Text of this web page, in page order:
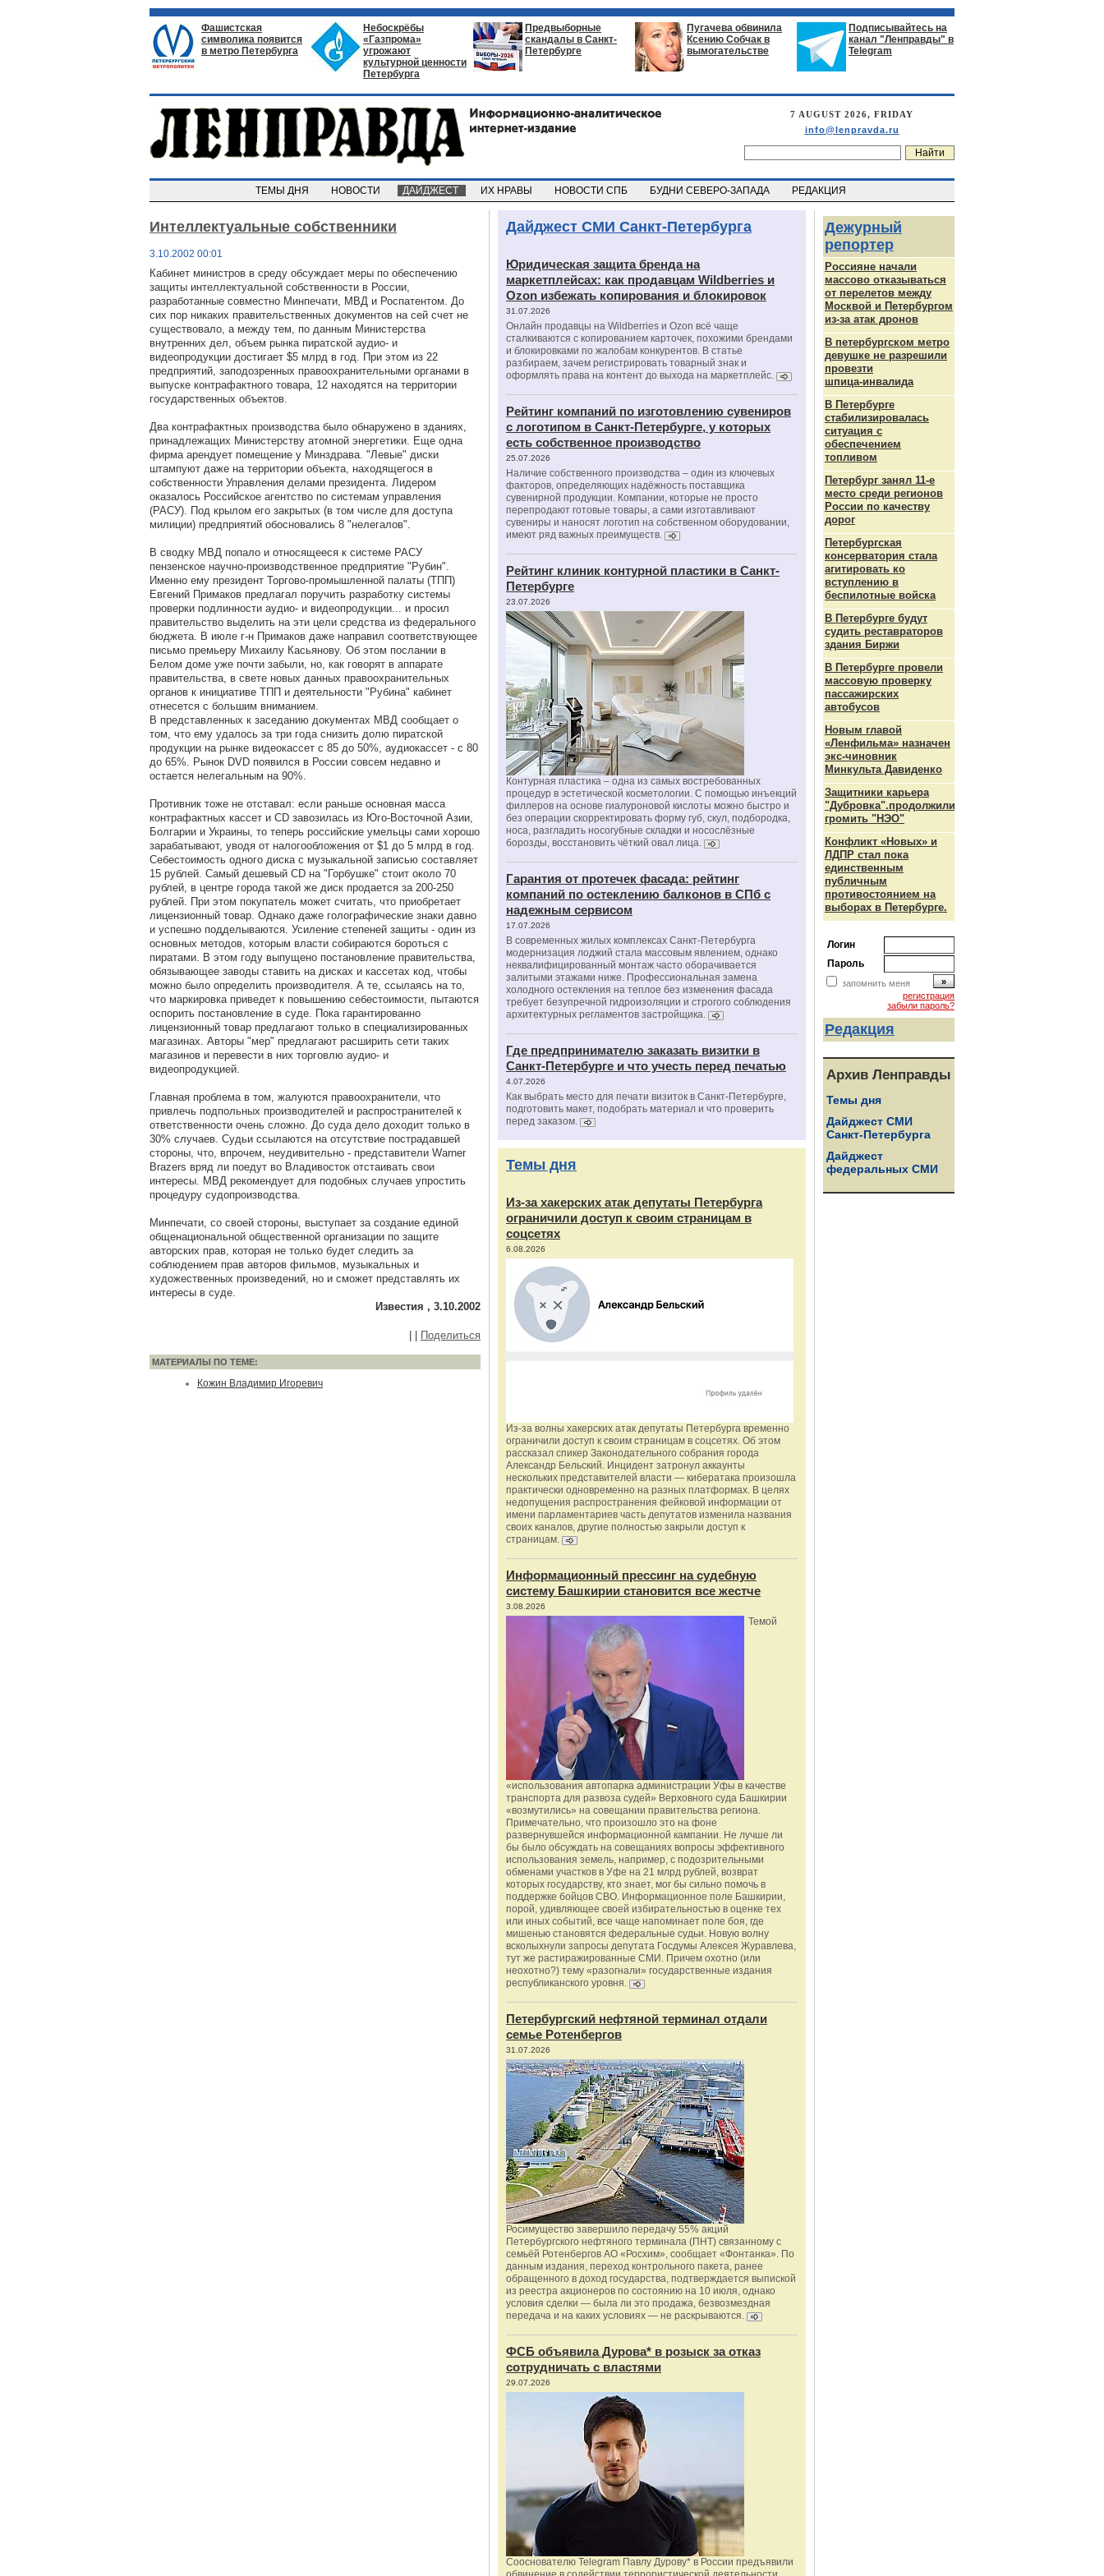
Фашистская
символика появится
в метро Петербурга
Небоскрёбы
«Газпрома»
угрожают
культурной ценности
Петербурга
Предвыборные
скандалы в Санкт-
Петербурге
Пугачева обвинила
Ксению Собчак в
вымогательстве
Подписывайтесь на
канал "Ленправды" в
Telegram
7 AUGUST 2026, FRIDAY
info@lenpravda.ru
ТЕМЫ ДНЯ НОВОСТИ ДАЙДЖЕСТ ИХ НРАВЫ НОВОСТИ СПБ БУДНИ СЕВЕРО-ЗАПАДА РЕДАКЦИЯ
Интеллектуальные собственники
3.10.2002 00:01
Кабинет министров в среду обсуждает меры по обеспечению
защиты интеллектуальной собственности в России,
разработанные совместно Минпечати, МВД и Роспатентом. До
сих пор никаких правительственных документов на сей счет не
существовало, а между тем, по данным Министерства
внутренних дел, объем рынка пиратской аудио- и
видеопродукции достигает $5 млрд в год. При этом из 22
предприятий, заподозренных правоохранительными органами в
выпуске контрафактного товара, 12 находятся на территории
государственных объектов.
Два контрафактных производства было обнаружено в зданиях,
принадлежащих Министерству атомной энергетики. Еще одна
фирма арендует помещение у Минздрава. "Левые" диски
штампуют даже на территории объекта, находящегося в
собственности Управления делами президента. Лидером
оказалось Российское агентство по системам управления
(РАСУ). Под крылом его закрытых (в том числе для доступа
милиции) предприятий обосновались 8 "нелегалов".
В сводку МВД попало и относящееся к системе РАСУ
пензенское научно-производственное предприятие "Рубин".
Именно ему президент Торгово-промышленной палаты (ТПП)
Евгений Примаков предлагал поручить разработку системы
проверки подлинности аудио- и видеопродукции... и просил
правительство выделить на эти цели средства из федерального
бюджета. В июле г-н Примаков даже направил соответствующее
письмо премьеру Михаилу Касьянову. Об этом послании в
Белом доме уже почти забыли, но, как говорят в аппарате
правительства, в свете новых данных правоохранительных
органов к инициативе ТПП и деятельности "Рубина" кабинет
отнесется с большим вниманием.
В представленных к заседанию документах МВД сообщает о
том, что ему удалось за три года снизить долю пиратской
продукции на рынке видеокассет с 85 до 50%, аудиокассет - с 80
до 65%. Рынок DVD появился в России совсем недавно и
остается нелегальным на 90%.
Противник тоже не отставал: если раньше основная масса
контрафактных кассет и CD завозилась из Юго-Восточной Азии,
Болгарии и Украины, то теперь российские умельцы сами хорошо
зарабатывают, уводя от налогообложения от $1 до 5 млрд в год.
Себестоимость одного диска с музыкальной записью составляет
15 рублей. Самый дешевый CD на "Горбушке" стоит около 70
рублей, в центре города такой же диск продается за 200-250
рублей. При этом покупатель может считать, что приобретает
лицензионный товар. Однако даже голографические знаки давно
и успешно подделываются. Усиление степеней защиты - один из
основных методов, которым власти собираются бороться с
пиратами. В этом году выпущено постановление правительства,
обязывающее заводы ставить на дисках и кассетах код, чтобы
можно было определить производителя. А те, ссылаясь на то,
что маркировка приведет к повышению себестоимости, пытаются
оспорить постановление в суде. Пока гарантированно
лицензионный товар предлагают только в специализированных
магазинах. Авторы "мер" предлагают расширить сети таких
магазинов и перевести в них торговлю аудио- и
видеопродукцией.
Главная проблема в том, жалуются правоохранители, что
привлечь подпольных производителей и распространителей к
ответственности очень сложно. До суда дело доходит только в
30% случаев. Судьи ссылаются на отсутствие пострадавшей
стороны, что, впрочем, неудивительно - представители Warner
Brazers вряд ли поедут во Владивосток отстаивать свои
интересы. МВД рекомендует для подобных случаев упростить
процедуру судопроизводства.
Минпечати, со своей стороны, выступает за создание единой
общенациональной общественной организации по защите
авторских прав, которая не только будет следить за
соблюдением прав авторов фильмов, музыкальных и
художественных произведений, но и сможет представлять их
интересы в суде.
Известия , 3.10.2002
Поделиться
МАТЕРИАЛЫ ПО ТЕМЕ:
Кожин Владимир Игоревич
Дайджест СМИ Санкт-Петербурга
Юридическая защита бренда на
маркетплейсах: как продавцам Wildberries и
Ozon избежать копирования и блокировок
31.07.2026
Онлайн продавцы на Wildberries и Ozon всё чаще
сталкиваются с копированием карточек, похожими брендами
и блокировками по жалобам конкурентов. В статье
разбираем, зачем регистрировать товарный знак и
оформлять права на контент до выхода на маркетплейс.
Рейтинг компаний по изготовлению сувениров
с логотипом в Санкт-Петербурге, у которых
есть собственное производство
25.07.2026
Наличие собственного производства – один из ключевых
факторов, определяющих надёжность поставщика
сувенирной продукции. Компании, которые не просто
перепродают готовые товары, а сами изготавливают
сувениры и наносят логотип на собственном оборудовании,
имеют ряд важных преимуществ.
Рейтинг клиник контурной пластики в Санкт-
Петербурге
23.07.2026
Контурная пластика – одна из самых востребованных
процедур в эстетической косметологии. С помощью инъекций
филлеров на основе гиалуроновой кислоты можно быстро и
без операции скорректировать форму губ, скул, подбородка,
носа, разгладить носогубные складки и носослёзные
борозды, восстановить чёткий овал лица.
Гарантия от протечек фасада: рейтинг
компаний по остеклению балконов в СПб с
надежным сервисом
17.07.2026
В современных жилых комплексах Санкт-Петербурга
модернизация лоджий стала массовым явлением, однако
неквалифицированный монтаж часто оборачивается
залитыми этажами ниже. Профессиональная замена
холодного остекления на теплое без изменения фасада
требует безупречной гидроизоляции и строгого соблюдения
архитектурных регламентов застройщика.
Где предпринимателю заказать визитки в
Санкт-Петербурге и что учесть перед печатью
4.07.2026
Как выбрать место для печати визиток в Санкт-Петербурге,
подготовить макет, подобрать материал и что проверить
перед заказом.
Темы дня
Из‑за хакерских атак депутаты Петербурга
ограничили доступ к своим страницам в
соцсетях
6.08.2026
Из‑за волны хакерских атак депутаты Петербурга временно
ограничили доступ к своим страницам в соцсетях. Об этом
рассказал спикер Законодательного собрания города
Александр Бельский. Инцидент затронул аккаунты
нескольких представителей власти — кибератака произошла
практически одновременно на разных платформах. В целях
недопущения распространения фейковой информации от
имени парламентариев часть депутатов изменила названия
своих каналов, другие полностью закрыли доступ к
страницам.
Информационный прессинг на судебную
систему Башкирии становится все жестче
3.08.2026
Темой
«использования автопарка администрации Уфы в качестве
транспорта для развоза судей» Верховного суда Башкирии
«возмутились» на совещании правительства региона.
Примечательно, что произошло это на фоне
развернувшейся информационной кампании. Не лучше ли
бы было обсуждать на совещаниях вопросы эффективного
использования земель, например, с подозрительными
обменами участков в Уфе на 21 млрд рублей, возврат
которых государству, кто знает, мог бы сильно помочь в
поддержке бойцов СВО. Информационное поле Башкирии,
порой, удивляющее своей избирательностью в оценке тех
или иных событий, все чаще напоминает поле боя, где
мишенью становятся федеральные судьи. Новую волну
всколыхнули запросы депутата Госдумы Алексея Журавлева,
тут же растиражированные СМИ. Причем охотно (или
неохотно?) тему «разогнали» государственные издания
республиканского уровня.
Петербургский нефтяной терминал отдали
семье Ротенбергов
31.07.2026
Росимущество завершило передачу 55% акций
Петербургского нефтяного терминала (ПНТ) связанному с
семьёй Ротенбергов АО «Росхим», сообщает «Фонтанка». По
данным издания, переход контрольного пакета, ранее
обращенного в доход государства, подтверждается выпиской
из реестра акционеров по состоянию на 10 июля, однако
условия сделки — была ли это продажа, безвозмездная
передача и на каких условиях — не раскрываются.
ФСБ объявила Дурова* в розыск за отказ
сотрудничать с властями
29.07.2026
Сооснователю Telegram Павлу Дурову* в России предъявили
Дежурный
репортер
Россияне начали
массово отказываться
от перелетов между
Москвой и Петербургом
из-за атак дронов
В петербургском метро
девушке не разрешили
провезти
шпица‑инвалида
В Петербурге
стабилизировалась
ситуация с
обеспечением
топливом
Петербург занял 11-е
место среди регионов
России по качеству
дорог
Петербургская
консерватория стала
агитировать ко
вступлению в
беспилотные войска
В Петербурге будут
судить реставраторов
здания Биржи
В Петербурге провели
массовую проверку
пассажирских
автобусов
Новым главой
«Ленфильма» назначен
экс-чиновник
Минкульта Давиденко
Защитники карьера
"Дубровка".продолжили
громить "НЭО"
Конфликт «Новых» и
ЛДПР стал пока
единственным
публичным
противостоянием на
выборах в Петербурге.
Логин
Пароль
запомнить меня
регистрация
забыли пароль?
Редакция
Архив Ленправды
Темы дня
Дайджест СМИ
Санкт-Петербурга
Дайджест
федеральных СМИ